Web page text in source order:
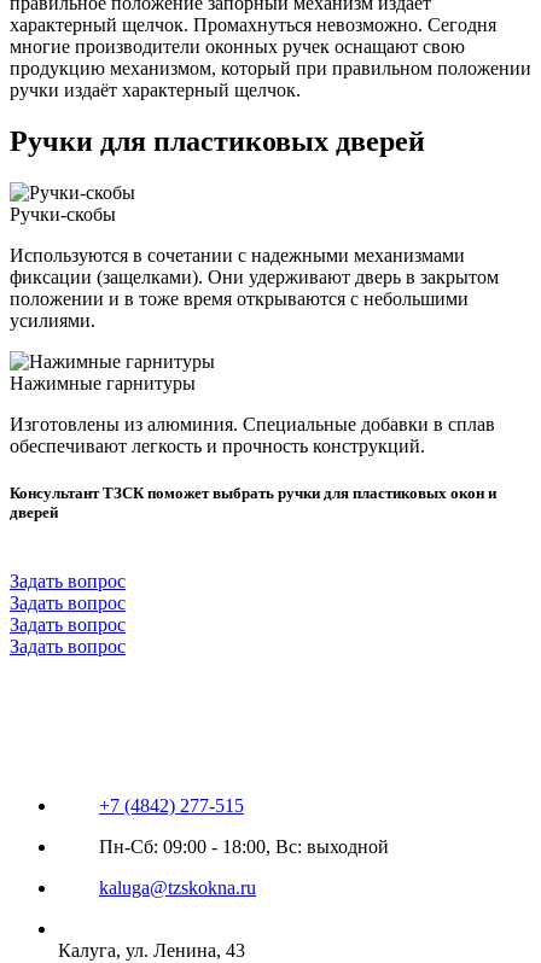
характерный щелчок. Промахнуться невозможно. Сегодня
многие производители оконных ручек оснащают свою
продукцию механизмом, который при правильном положении
ручки издаёт характерный щелчок.
Ручки для пластиковых дверей
Ручки-скобы
Используются в сочетании с надежными механизмами
фиксации (защелками). Они удерживают дверь в закрытом
положении и в тоже время открываются с небольшими
усилиями.
Нажимные гарнитуры
Изготовлены из алюминия. Специальные добавки в сплав
обеспечивают легкость и прочность конструкций.
Консультант ТЗСК поможет выбрать ручки для пластиковых окон и
дверей
Задать вопрос
Задать вопрос
Задать вопрос
Задать вопрос
+7 (4842) 277-515
Пн-Сб: 09:00 - 18:00, Вс: выходной
kaluga@tzskokna.ru
Калуга, ул. Ленина, 43